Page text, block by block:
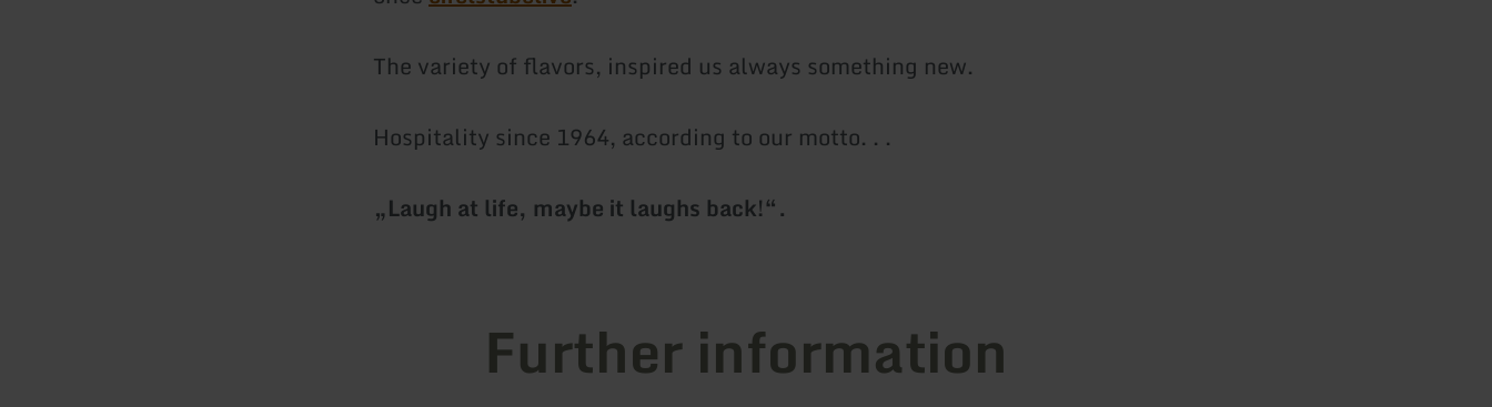
The variety of flavors, inspired us always something new.
Hospitality since 1964, according to our motto. . .
„Laugh at life, maybe it laughs back!“.
Further information